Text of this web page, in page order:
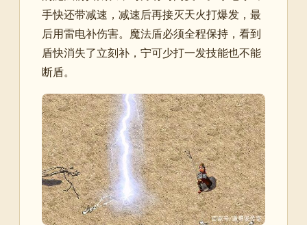
手快还带减速，减速后再接灭天火打爆发，最
后用雷电补伤害。魔法盾必须全程保持，看到
盾快消失了立刻补，宁可少打一发技能也不能
断盾。